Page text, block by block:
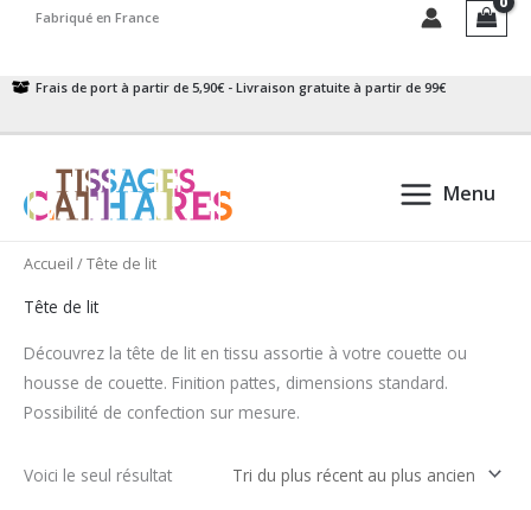
Fabriqué en France
Frais de port à partir de 5,90€ - Livraison gratuite à partir de 99€
Menu
Accueil / Tête de lit
Tête de lit
Découvrez la tête de lit en tissu assortie à votre couette ou
housse de couette. Finition pattes, dimensions standard.
Possibilité de confection sur mesure.
Voici le seul résultat